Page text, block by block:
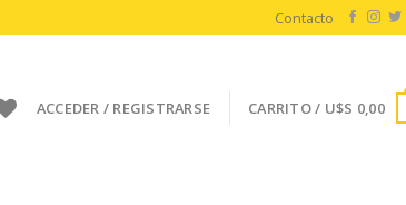
Contacto
ACCEDER / REGISTRARSE CARRITO / U$S 0,00